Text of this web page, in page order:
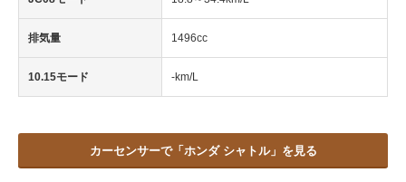
排気量 1496cc
10.15モード -km/L
カーセンサーで「ホンダ シャトル」を見る